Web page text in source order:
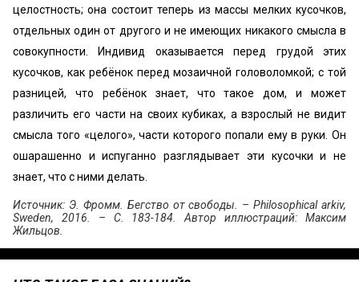
целостность; она состоит теперь из массы мелких кусочков,
отдельных один от другого и не имеющих никакого смысла в
совокупности. Индивид оказывается перед грудой этих
кусочков, как ребёнок перед мозаичной головоломкой; с той
разницей, что ребёнок знает, что такое дом, и может
различить его части на своих кубиках, а взрослый не видит
смысла того «‎целого», части которого попали ему в руки. Он
ошарашенно и испуганно разглядывает эти кусочки и не
знает, что с ними делать.
Источник: Э. Фромм. Бегство от свободы. – Philosophical arkiv,
Sweden, 2016. – С. 183-184. Автор иллюстраций: Максим
Жильцов.